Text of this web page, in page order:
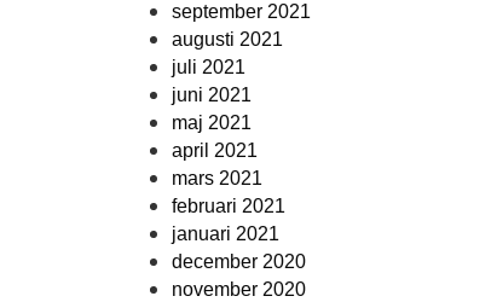
september 2021
augusti 2021
juli 2021
juni 2021
maj 2021
april 2021
mars 2021
februari 2021
januari 2021
december 2020
november 2020